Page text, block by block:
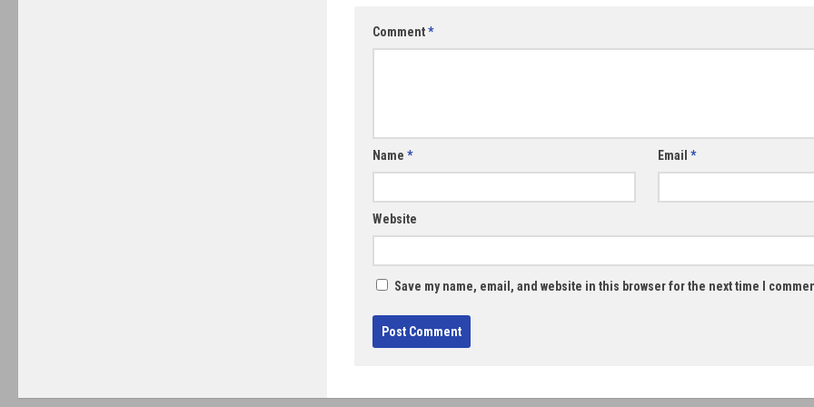
Comment*
Name * Email*
Website
Save my name, email, and website in this browser for the next time I